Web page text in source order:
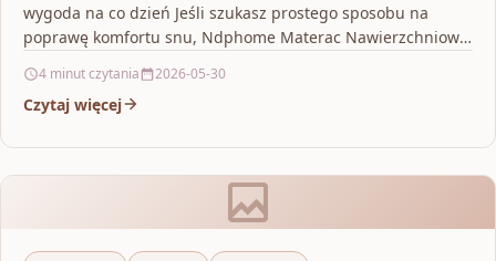
wygoda na co dzień Jeśli szukasz prostego sposobu na
poprawę komfortu snu, Ndphome Materac Nawierzchniowy
4 minut czytania 2026-05-30
Czytaj więcej